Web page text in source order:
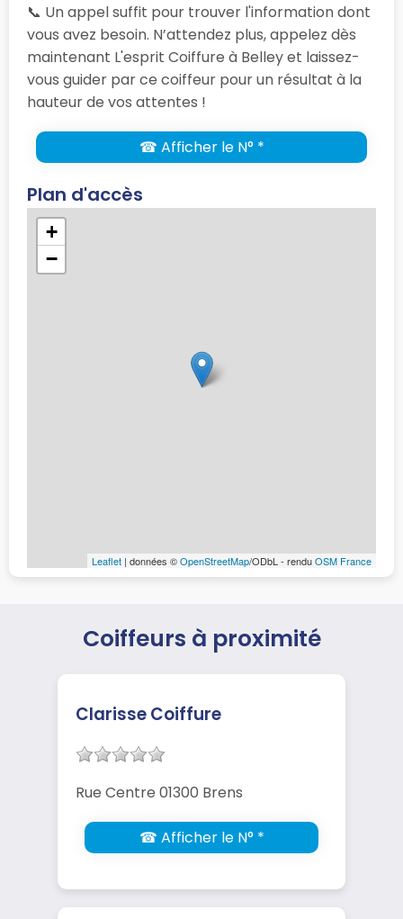
📞 Un appel suffit pour trouver l'information dont
vous avez besoin. N’attendez plus, appelez dès
maintenant L'esprit Coiffure à Belley et laissez-
vous guider par ce coiffeur pour un résultat à la
hauteur de vos attentes !
☎ Afficher le N° *
Plan d'accès
+
−
Leaflet | données ©OpenStreetMap/ODbL - renduOSM France
Coiffeurs à proximité
Clarisse Coiffure
Rue Centre 01300 Brens
☎ Afficher le N° *